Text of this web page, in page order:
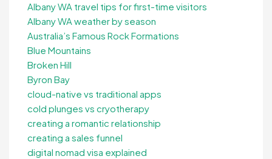
Albany WA travel tips for first-time visitors
Albany WA weather by season
Australia’s Famous Rock Formations
Blue Mountains
Broken Hill
Byron Bay
cloud-native vs traditional apps
cold plunges vs cryotherapy
creating a romantic relationship
creating a sales funnel
digital nomad visa explained